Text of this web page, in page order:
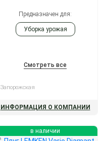
Предназначен для:
Уборка урожая
Смотреть все
Запорожская
ИНФОРМАЦИЯ О КОМПАНИИ
в наличии